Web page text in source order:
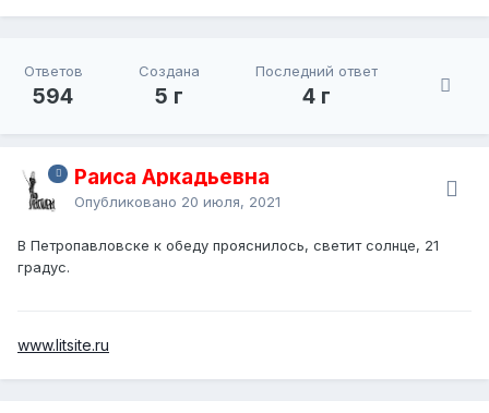
Ответов
594
Создана
5 г
Последний ответ
4 г
Раиса Аркадьевна
Опубликовано 20 июля, 2021
В Петропавловске к обеду прояснилось, светит солнце, 21
градус.
www.litsite.ru